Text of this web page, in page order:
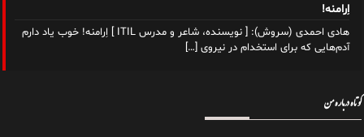
اِرامنه!
هادی احمدی (سروش): [ نویسنده، شاعر و مدرس ITIL ] اِرامنه! خوب یاد دارم
آدم‌هایی که برای استخدام در نیروی […]
کوتاه درباره من